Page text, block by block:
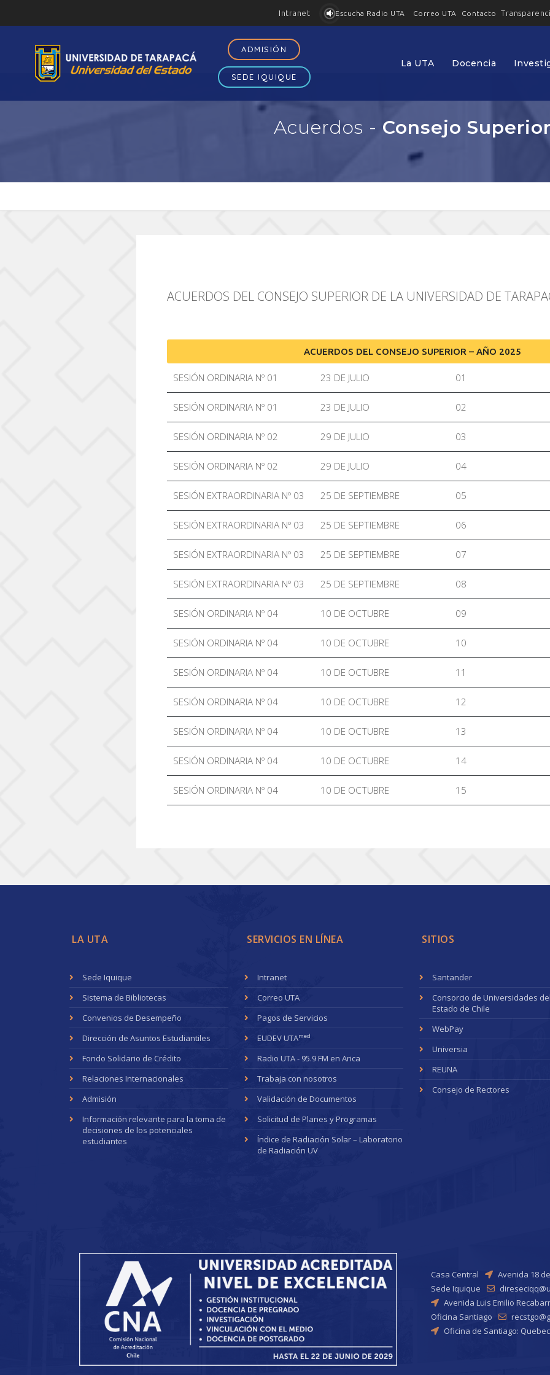
Intranet Escucha Radio UTA Correo UTA Contacto
ADMISIÓN
SEDE IQUIQUE
La UTA Docencia
Acuerdos - Consejo
ACUERDOS DEL CONSEJO SUPERIOR DE LA UNIVERSIDAD DE
ACUERDOS DEL CONSEJO SUPERIOR – AÑO 2025
SESIÓN ORDINARIA Nº 01 23 DE JULIO 01
SESIÓN ORDINARIA Nº 01 23 DE JULIO 02
SESIÓN ORDINARIA Nº 02 29 DE JULIO 03
SESIÓN ORDINARIA Nº 02 29 DE JULIO 04
SESIÓN EXTRAORDINARIA Nº 03 25 DE SEPTIEMBRE 05
SESIÓN EXTRAORDINARIA Nº 03 25 DE SEPTIEMBRE 06
SESIÓN EXTRAORDINARIA Nº 03 25 DE SEPTIEMBRE 07
SESIÓN EXTRAORDINARIA Nº 03 25 DE SEPTIEMBRE 08
SESIÓN ORDINARIA Nº 04 10 DE OCTUBRE 09
SESIÓN ORDINARIA Nº 04 10 DE OCTUBRE 10
SESIÓN ORDINARIA Nº 04 10 DE OCTUBRE 11
SESIÓN ORDINARIA Nº 04 10 DE OCTUBRE 12
SESIÓN ORDINARIA Nº 04 10 DE OCTUBRE 13
SESIÓN ORDINARIA Nº 04 10 DE OCTUBRE 14
SESIÓN ORDINARIA Nº 04 10 DE OCTUBRE 15
LA UTA
Sede Iquique
Sistema de Bibliotecas
Convenios de Desempeño
Dirección de Asuntos Estudiantiles
Fondo Solidario de Crédito
Relaciones Internacionales
Admisión
Información relevante para la toma de
decisiones de los potenciales
estudiantes
SERVICIOS EN LÍNEA
Intranet
Correo UTA
Pagos de Servicios
EUDEV UTAmed
Radio UTA - 95.9 FM en Arica
Trabaja con nosotros
Validación de Documentos
Solicitud de Planes y Programas
Índice de Radiación Solar – Laboratorio
de Radiación UV
SITIOS
Santander
Consorcio de Universidades
Estado de Chile
WebPay
Universia
REUNA
Consejo de Rectores
Casa Central
Avenida 18
Sede Iquique
Avenida Luis Emilio
Oficina Santiago
Oficina de Santiago: